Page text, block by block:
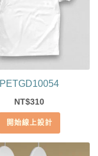
PETGD10054
NT$310
開始線上設計